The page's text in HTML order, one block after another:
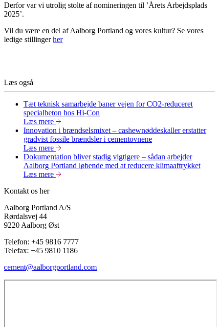
Derfor var vi utrolig stolte af nomineringen til ’Årets Arbejdsplads
2025’.
Vil du være en del af Aalborg Portland og vores kultur? Se vores
ledige stillingerher
Læs også
Tæt teknisk samarbejde baner vejen for CO2-reduceret
specialbeton hos Hi-Con
Læs mere
Innovation i brændselsmixet – cashewnøddeskaller erstatter
gradvist fossile brændsler i cementovnene
Læs mere
Dokumentation bliver stadig vigtigere – sådan arbejder
Aalborg Portland løbende med at reducere klimaaftrykket
Læs mere
Kontakt os her
Aalborg Portland A/S
Rørdalsvej 44
9220 Aalborg Øst
Telefon: +45 9816 7777
Telefax: +45 9810 1186
cement@aalborgportland.com